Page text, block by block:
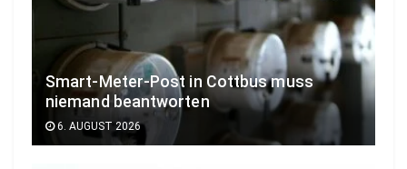
Smart-Meter-Post in Cottbus muss
niemand beantworten
6. AUGUST 2026